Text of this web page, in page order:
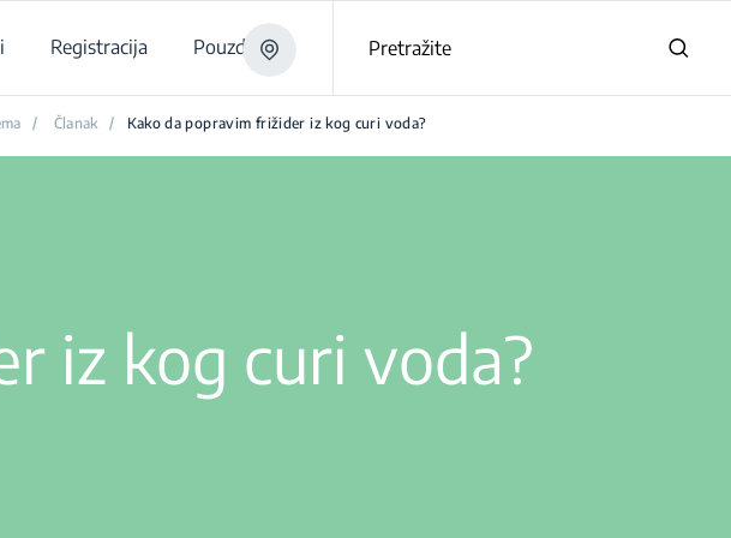
Registracija Pouzdano Pretražite
/ Članak / Kako da popravim frižider iz kog curi voda?
iz kog curi voda?